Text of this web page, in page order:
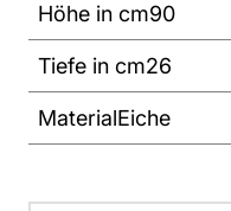
Höhe in cm90
Tiefe in cm26
MaterialEiche